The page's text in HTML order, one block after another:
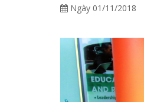
Ngày 01/11/2018